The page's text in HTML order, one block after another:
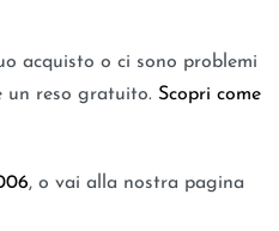
acquisto o ci sono problemi
un reso gratuito. Scopri come
, o vai alla nostra pagina